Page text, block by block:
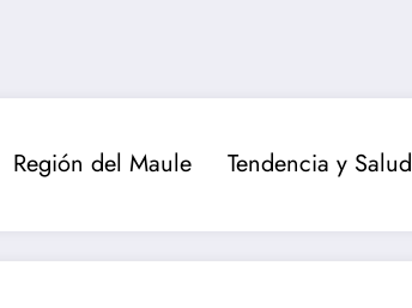
Región del Maule Tendencia y Salud